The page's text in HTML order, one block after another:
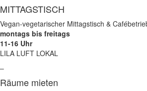
MITTAGSTISCH
Vegan-vegetarischer Mittagstisch &
montags bis freitags
11-16 Uhr
LILA LUFT LOKAL
–
Räume mieten